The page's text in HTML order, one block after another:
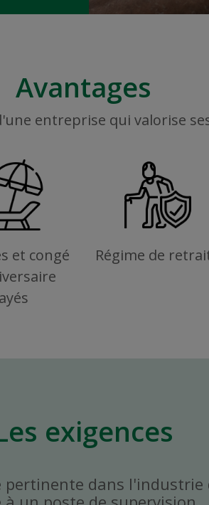
Avantages
entreprise qui valorise
et congé
Régime de
exigences
pertinente dans l'industrie